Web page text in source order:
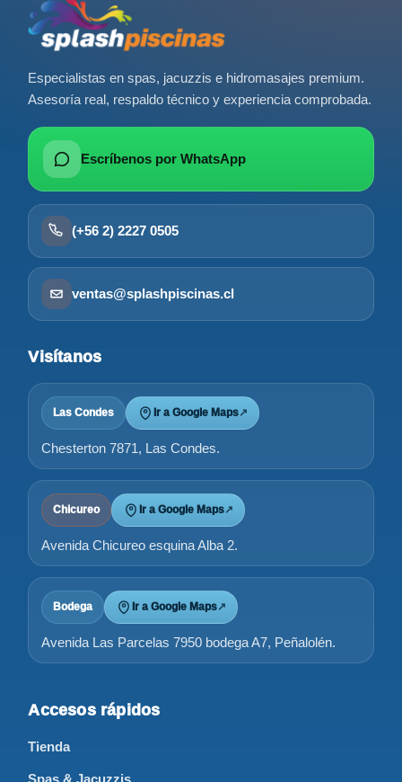
Especialistas en spas, jacuzzis e hidromasajes premium.
Asesoría real, respaldo técnico y experiencia comprobada.
Escríbenos por WhatsApp
(+56 2) 2227 0505
ventas@splashpiscinas.cl
Visítanos
Las Condes Ir a Google Maps↗
Chesterton 7871, Las Condes.
Chicureo Ir a Google Maps↗
Avenida Chicureo esquina Alba 2.
Bodega Ir a Google Maps↗
Avenida Las Parcelas 7950 bodega A7, Peñalolén.
Accesos rápidos
Tienda
Spas & Jacuzzis